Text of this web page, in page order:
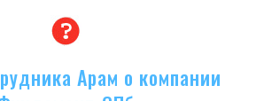
Арам о компании